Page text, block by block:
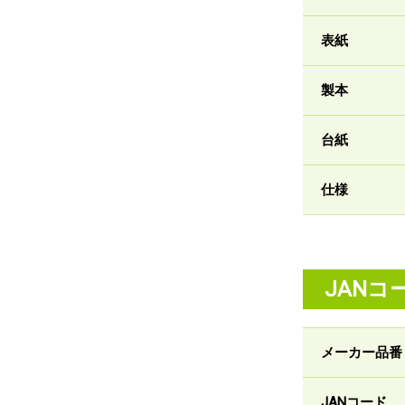
表紙
製本
台紙
仕様
JANコ
メーカー品番